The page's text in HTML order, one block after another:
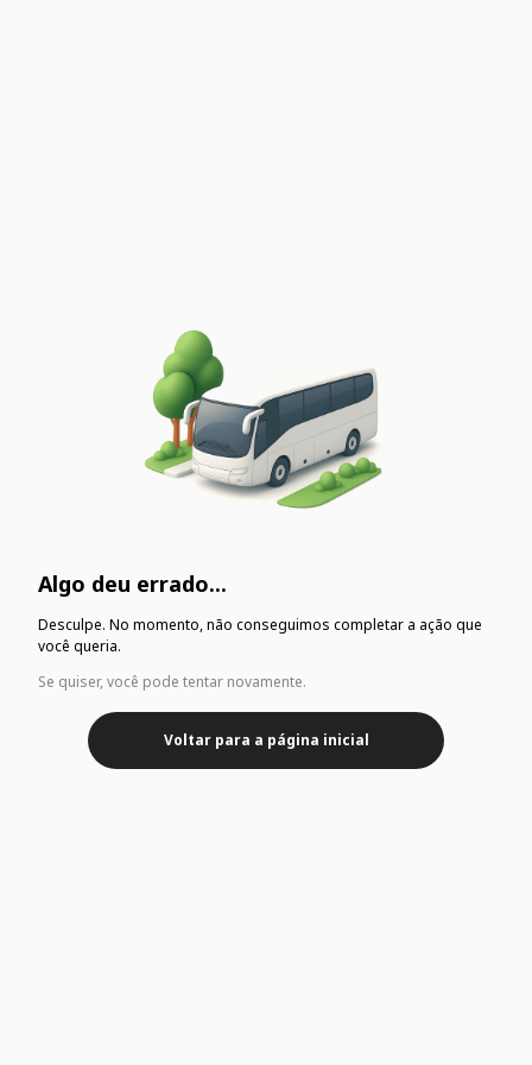
Algo deu errado...
Desculpe. No momento, não conseguimos completar a ação que
você queria.
Se quiser, você pode tentar novamente.
Voltar para a página inicial